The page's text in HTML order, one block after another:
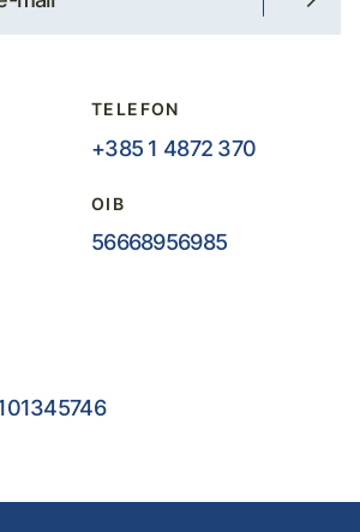
TELEFON
+385 1 4872 370
OIB
56668956985